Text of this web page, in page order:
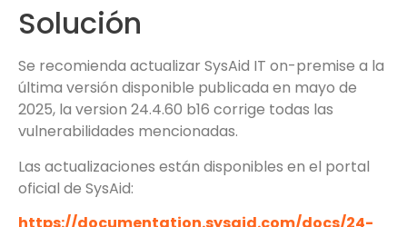
Solución
Se recomienda actualizar SysAid IT on-premise a la
última versión disponible publicada en mayo de
2025, la version 24.4.60 b16 corrige todas las
vulnerabilidades mencionadas.
Las actualizaciones están disponibles en el portal
oficial de SysAid: